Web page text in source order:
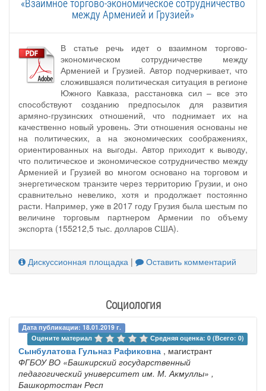
«Взаимное торгово-экономическое сотрудничество
между Арменией и Грузией»
В статье речь идет о взаимном торгово-
экономическом сотрудничестве между
Арменией и Грузией. Автор подчеркивает, что
сложившаяся политическая ситуация в регионе
Южного Кавказа, расстановка сил – все это
способствуют созданию предпосылок для развития
армяно-грузинских отношений, что поднимает их на
качественно новый уровень. Эти отношения основаны не
на политических, а на экономических соображениях,
ориентированных на выгоды. Автор приходит к выводу,
что политическое и экономическое сотрудничество между
Арменией и Грузией во многом основано на торговом и
энергетическом транзите через территорию Грузии, и оно
сравнительно невелико, хотя и продолжает постоянно
расти. Например, уже в 2017 году Грузия была шестым по
величине торговым партнером Армении по объему
экспорта (155212,5 тыс. долларов США).
Дискуссионная площадка | Оставить комментарий
Социология
Дата публикации: 18.01.2019 г.
Оцените материал
Средняя оценка: 0 (Всего: 0)
Сынбулатова Гульназ Рафиковна , магистрант
ФГБОУ ВО «Башкирский государственный
педагогический университет им. М. Акмуллы» ,
Башкортостан Респ